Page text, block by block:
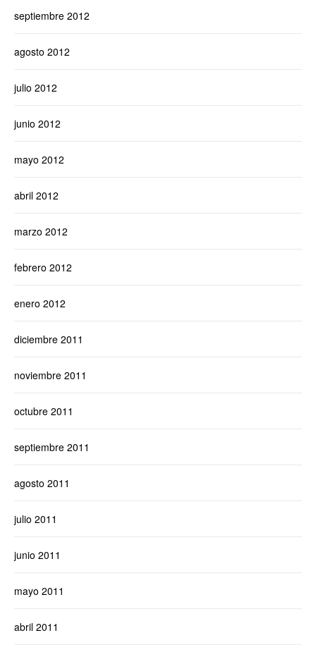
septiembre 2012
agosto 2012
julio 2012
junio 2012
mayo 2012
abril 2012
marzo 2012
febrero 2012
enero 2012
diciembre 2011
noviembre 2011
octubre 2011
septiembre 2011
agosto 2011
julio 2011
junio 2011
mayo 2011
abril 2011